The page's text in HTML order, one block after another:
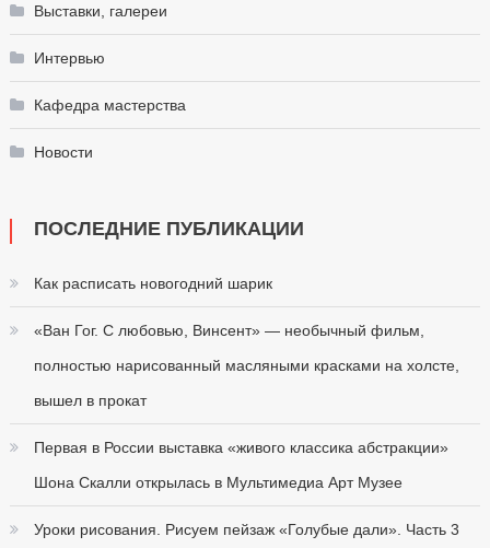
Выставки, галереи
Интервью
Кафедра мастерства
Новости
ПОСЛЕДНИЕ ПУБЛИКАЦИИ
Как расписать новогодний шарик
«Ван Гог. С любовью, Винсент» — необычный фильм,
полностью нарисованный масляными красками на холсте,
вышел в прокат
Первая в России выставка «живого классика абстракции»
Шона Скалли открылась в Мультимедиа Арт Музее
Уроки рисования. Рисуем пейзаж «Голубые дали». Часть 3